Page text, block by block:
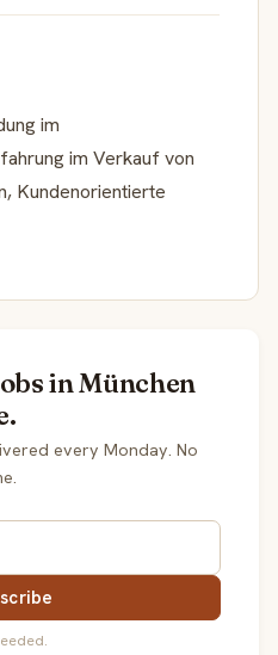
im
im Verkauf von
Kundenorientierte
in München
every Monday. No